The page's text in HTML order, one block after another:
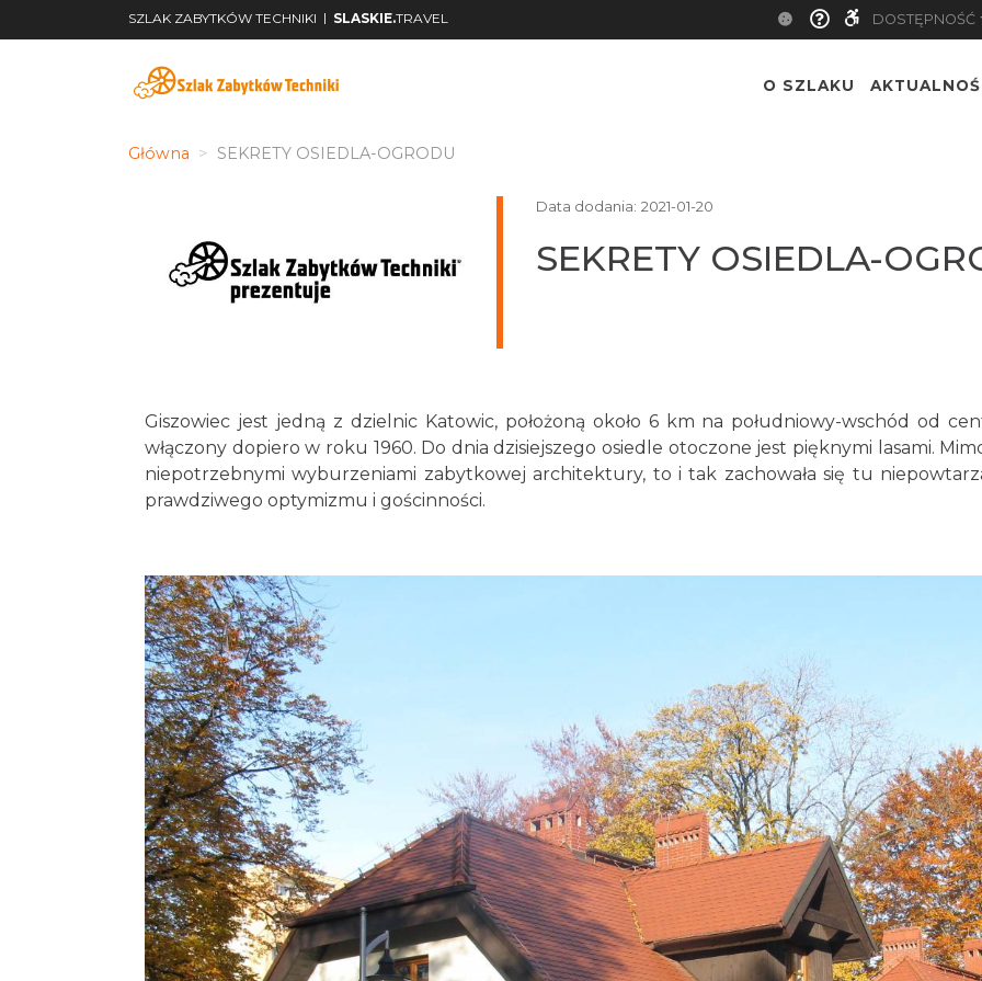
SZLAK ZABYTKÓW TECHNIKI | SLASKIE.TRAVEL DOSTĘPNOŚĆ
O SZLAKU
Główna SEKRETY OSIEDLA-OGRODU
Data dodania: 2021-01-20
SEKRETY OSIEDLA-
Giszowiec jest jedną z dzielnic Katowic, położoną około 6 km na południowy-wschód od
włączony dopiero w roku 1960. Do dnia dzisiejszego osiedle otoczone jest pięknymi lasami.
niepotrzebnymi wyburzeniami zabytkowej architektury, to i tak zachowała się tu
prawdziwego optymizmu i gościnności.